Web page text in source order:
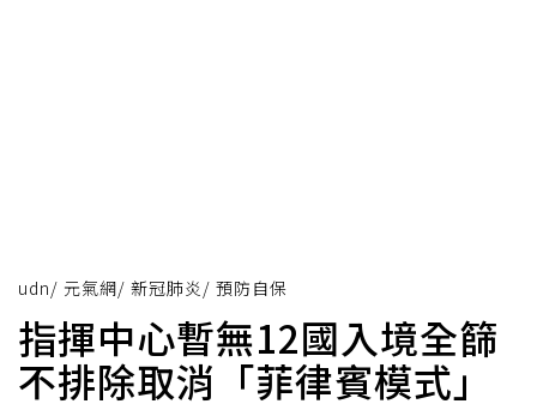
udn/ 元氣網/ 新冠肺炎 / 預防自保
指揮中心暫無12國入境全篩
不排除取消「菲律賓模式」